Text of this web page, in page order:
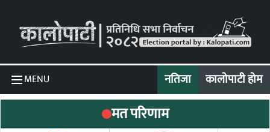
MENU नतिजा कालोपाटी होम
मत परिणाम